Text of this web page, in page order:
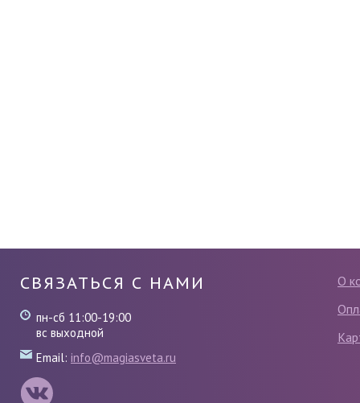
О
СВЯЗАТЬСЯ С НАМИ
пн-сб 11:00-19:00
вс выходной
Email: info@magiasveta.ru